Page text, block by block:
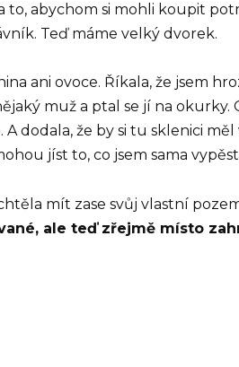
to, abychom si mohli koupit
Teď máme velký dvorek.
ani ovoce. Říkala, že jsem
muž a ptal se jí na okurky.
dodala, že by si tu sklenici měl
jíst to, co jsem sama
mít zase svůj vlastní
ale teď zřejmě místo